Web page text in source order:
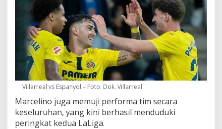
Villarreal vs Espanyol – Foto: Dok. Villarreal
Marcelino juga memuji performa tim secara
keseluruhan, yang kini berhasil menduduki
peringkat kedua LaLiga.